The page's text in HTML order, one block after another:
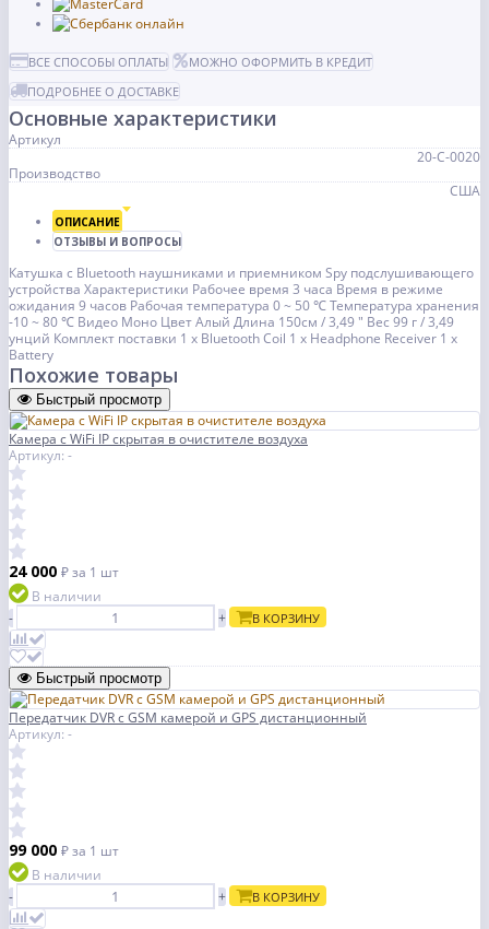
ВСЕ СПОСОБЫ ОПЛАТЫ
МОЖНО ОФОРМИТЬ В КРЕДИТ
ПОДРОБНЕЕ О ДОСТАВКЕ
Основные характеристики
Артикул
20-С-0020
Производство
США
ОПИСАНИЕ
ОТЗЫВЫ И ВОПРОСЫ
Катушка с Bluetooth наушниками и приемником Spy подслушивающего
устройства Характеристики Рабочее время 3 часа Время в режиме
ожидания 9 часов Рабочая температура 0 ~ 50 ℃ Температура хранения
-10 ~ 80 ℃ Видео Моно Цвет Алый Длина 150см / 3,49 " Вес 99 г / 3,49
унций Комплект поставки 1 x Bluetooth Coil 1 x Headphone Receiver 1 x
Battery
Похожие товары
Быстрый просмотр
Камера с WiFi IP скрытая в очистителе воздуха
Артикул: -
24 000 ₽за 1 шт
В наличии
-
+ В КОРЗИНУ
Быстрый просмотр
Передатчик DVR c GSM камерой и GPS дистанционный
Артикул: -
99 000 ₽за 1 шт
В наличии
-
+ В КОРЗИНУ